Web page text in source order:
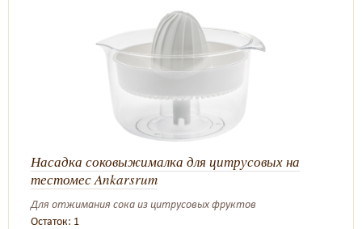
Насадка соковыжималка для цитрусовых на
тестомес Ankarsrum
Для отжимания сока из цитрусовых фруктов
Остаток: 1